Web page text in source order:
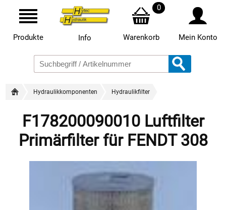
Produkte Info
0
Warenkorb Mein Konto
Hydraulikkomponenten Hydraulikfilter
F178200090010 Luftfilter
Primärfilter für FENDT 308